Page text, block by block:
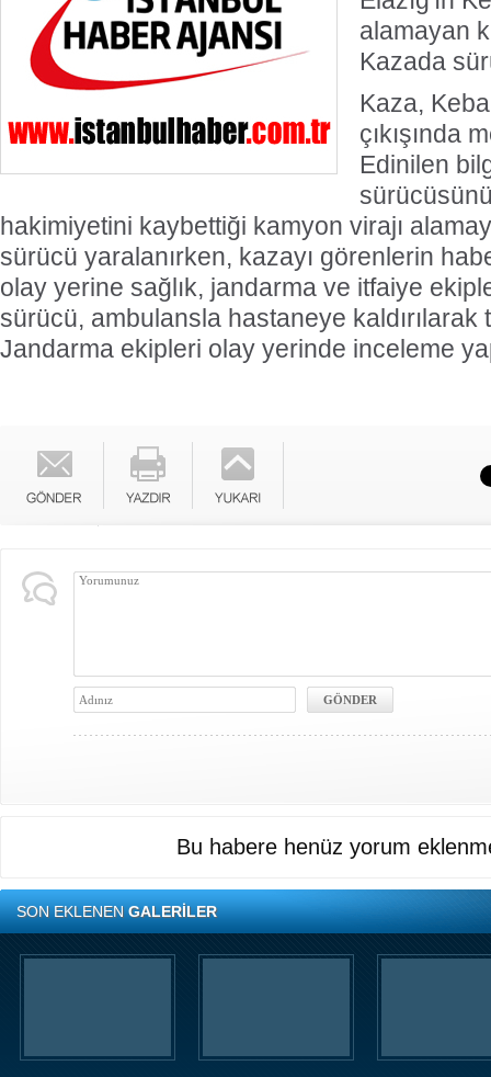
alamayan
Kazada
Kaza,
çıkışında
Edinilen
hakimiyetini kaybettiği kamyon virajı
sürücü yaralanırken, kazayı görenlerin
olay yerine sağlık, jandarma ve itfaiye
sürücü, ambulansla hastaneye kaldırılarak
Jandarma ekipleri olay yerinde inceleme
Bu habere henüz yorum
SON EKLENENGALERİLER